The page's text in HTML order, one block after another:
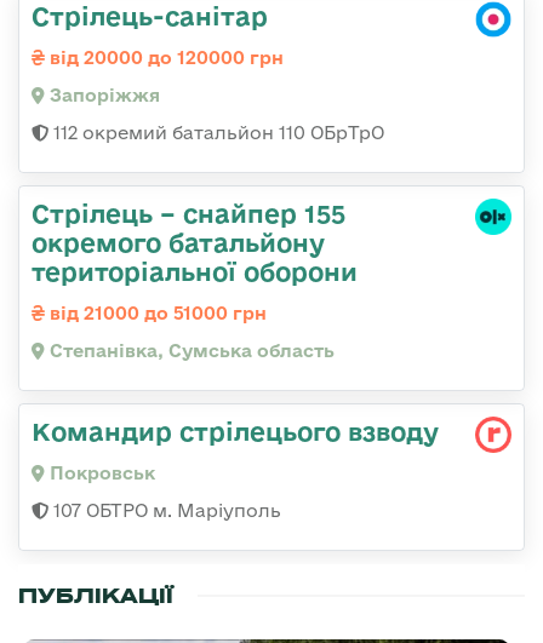
Стрілець-санітар
від 20000 до 120000 грн
Запоріжжя
112 окремий батальйон 110 ОБрТрО
Стрілець – снайпер 155
окремого батальйону
територіальної оборони
від 21000 до 51000 грн
Степанівка, Сумська область
Командир стрілецього взводу
Покровськ
107 ОБТРО м. Маріуполь
ПУБЛІКАЦІЇ